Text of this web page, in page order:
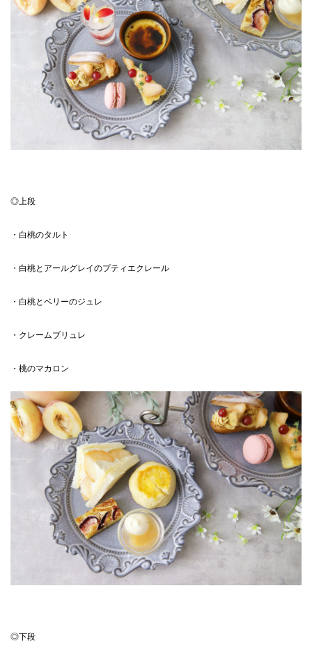
◎上段
・白桃のタルト
・白桃とアールグレイのプティエクレール
・白桃とベリーのジュレ
・クレームブリュレ
・桃のマカロン
◎下段